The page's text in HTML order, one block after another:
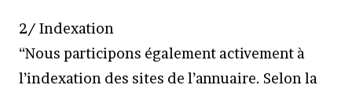
2/ Indexation
“Nous participons également activement à
l’indexation des sites de l’annuaire. Selon la